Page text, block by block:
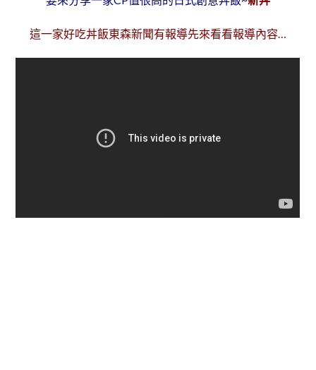
這一家好吃丼飯東森新聞有報導先來看看報導內容…